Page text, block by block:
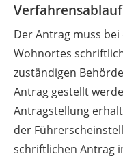
Verfahrensablauf
Der Antrag muss
Wohnortes
zuständigen
Antrag gestellt
Antragstellung
der
schriftlichen Antrag